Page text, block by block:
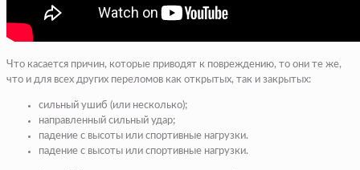
Что касается причин, которые приводят к повреждению, то они те же,
что и для всех других переломов как открытых, так и закрытых:
сильный ушиб (или несколько);
направленный сильный удар;
падение с высоты или спортивные нагрузки.
падение с высоты или спортивные нагрузки.